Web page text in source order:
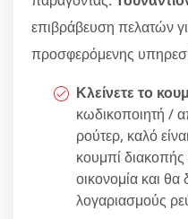
επιβράβευση πελατών
προσφερόμενης
Κλείνετε το
κωδικοποιητή /
ρούτερ, καλό
κουμπί
οικονομία και θα
λογαριασμούς